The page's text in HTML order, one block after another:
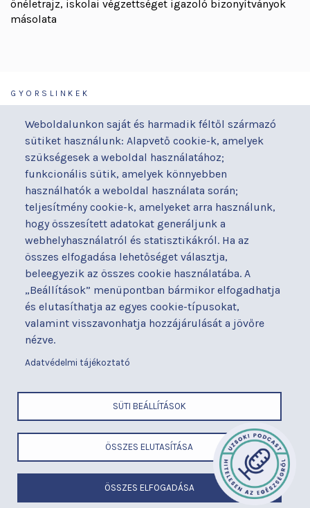
Weboldalunkon saját és harmadik féltől származó
sütiket használunk: Alapvető cookie-k, amelyek
szükségesek a weboldal használatához;
funkcionális sütik, amelyek könnyebben
használhatók a weboldal használata során;
teljesítmény cookie-k, amelyeket arra használunk,
hogy összesített adatokat generáljunk a
webhelyhasználatról és statisztikákról. Ha az
összes elfogadása lehetőséget választja,
beleegyezik az összes cookie használatába. A
„Beállítások” menüpontban bármikor elfogadhatja
és elutasíthatja az egyes cookie-típusokat,
valamint visszavonhatja hozzájárulását a jövőre
nézve.
Adatvédelmi tájékoztató
SÜTI BEÁLLÍTÁSOK
ÖSSZES ELUTASÍTÁSA
ÖSSZES ELFOGADÁSA
önéletrajz, iskolai végzettséget igazoló bizonyítványok
másolata
a Semmelweis Egyetem Általános Orvostudományi Kar Gyakorló
GYORSLINKEK
Orvosaink
Osztályaink
Kapcsolat
Akadálymentesítési
nyilatkozat
Alapítványaink
Betegjogi képviselő
Címek és telefonszámok
Diagnosztika
Események
Gyermekmegőrző
Házirend
Hírek
Parkolás
Térítéses ellátás
Videógaléria
Visszajelzések
Várólista
Közérdekű adatok
LÁBLÉC
Cím
Telefonszám
Felhasználási feltételek